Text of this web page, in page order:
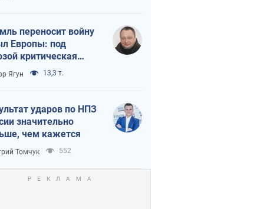
переносит войну
Европы: под
критическая
Ягун 13,3 т.
ударов по НПЗ
значительно
чем кажется
Томчук 552